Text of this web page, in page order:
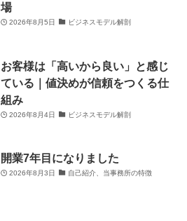
場
2026年8月5日 ビジネスモデル解剖
お客様は「高いから良い」と感じ
ている｜値決めが信頼をつくる仕
組み
2026年8月4日 ビジネスモデル解剖
開業7年目になりました
2026年8月3日 自己紹介、当事務所の特徴